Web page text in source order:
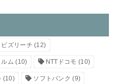
ビズリーチ (12)
ム (10) NTTドコモ (10)
(10) ソフトバンク (9)